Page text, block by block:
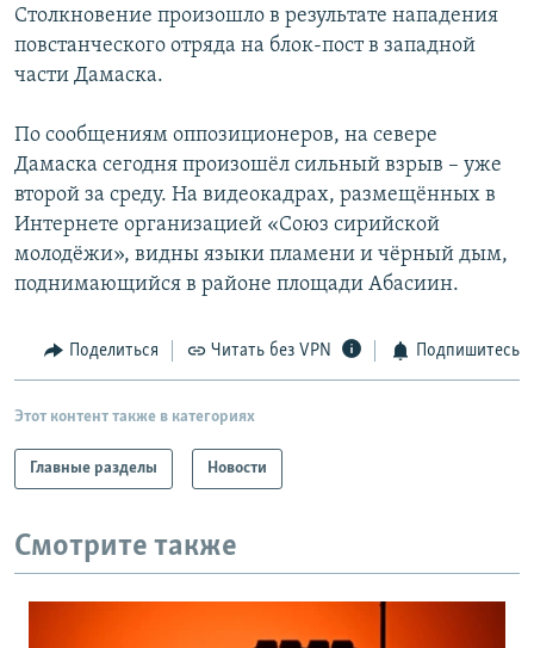
ПОДПИШИТЕСЬ НА РАССЫЛКУ
СОЦИАЛЬНЫЕ СЕТИ
Все сайты РСЕ/РС
Столкновение произошло в результате нападения
повстанческого отряда на блок-пост в западной
части Дамаска.
По сообщениям оппозиционеров, на севере
Дамаска сегодня произошёл сильный взрыв – уже
второй за среду. На видеокадрах, размещённых в
Интернете организацией «Союз сирийской
молодёжи», видны языки пламени и чёрный дым,
поднимающийся в районе площади Абасиин.
Поделиться Читать без VPN Подпишитесь
Этот контент также в категориях
Главные разделы Новости
Смотрите также